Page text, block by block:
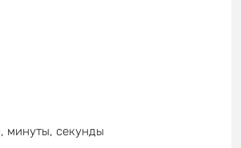
минуты, секунды